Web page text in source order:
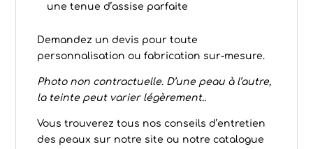
une tenue d’assise parfaite
Demandez un devis pour toute
personnalisation ou fabrication sur-mesure.
Photo non contractuelle. D’une peau à l’autre,
la teinte peut varier légèrement..
Vous trouverez tous nos conseils d’entretien
des peaux sur notre site ou notre catalogue